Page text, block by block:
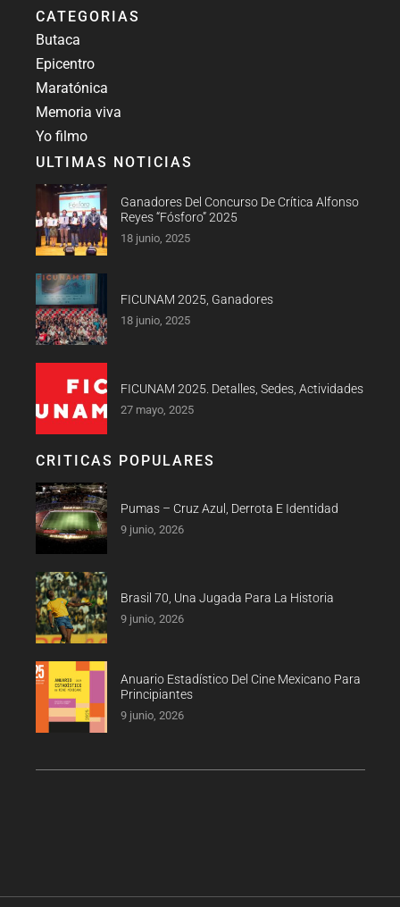
CATEGORIAS
Butaca
Epicentro
Maratónica
Memoria viva
Yo filmo
ULTIMAS NOTICIAS
Ganadores Del Concurso De Crítica Alfonso
Reyes “Fósforo” 2025
18 junio, 2025
FICUNAM 2025, Ganadores
18 junio, 2025
FICUNAM 2025. Detalles, Sedes, Actividades
27 mayo, 2025
CRITICAS POPULARES
Pumas – Cruz Azul, Derrota E Identidad
9 junio, 2026
Brasil 70, Una Jugada Para La Historia
9 junio, 2026
Anuario Estadístico Del Cine Mexicano Para
Principiantes
9 junio, 2026